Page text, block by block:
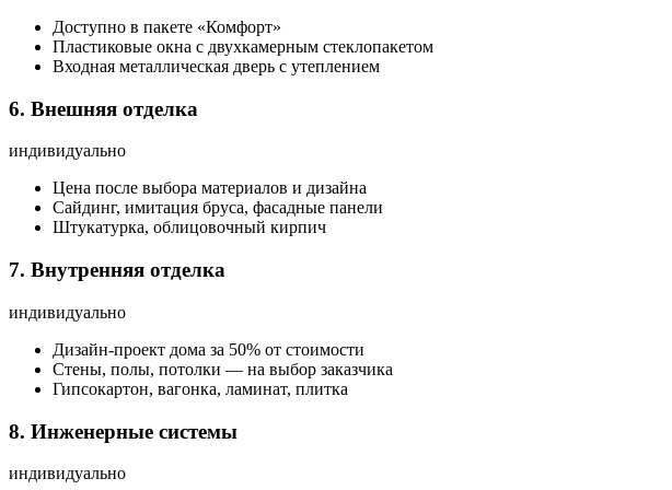
Доступно в пакете «Комфорт»
Пластиковые окна с двухкамерным стеклопакетом
Входная металлическая дверь с утеплением
6. Внешняя отделка
индивидуально
Цена после выбора материалов и дизайна
Сайдинг, имитация бруса, фасадные панели
Штукатурка, облицовочный кирпич
7. Внутренняя отделка
индивидуально
Дизайн-проект дома за 50% от стоимости
Стены, полы, потолки — на выбор заказчика
Гипсокартон, вагонка, ламинат, плитка
8. Инженерные системы
индивидуально